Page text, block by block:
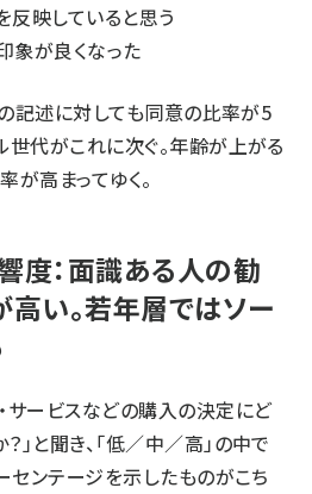
反映していると思う
象が良くなった
記述に対しても同意の比率が5
世代がこれに次ぐ。年齢が上がる
が高まってゆく。
度：面識ある人の勧
い。若年層ではソー
サービスなどの購入の決定にど
」と聞き、「低／中／高」の中で
ーセンテージを示したものがこち